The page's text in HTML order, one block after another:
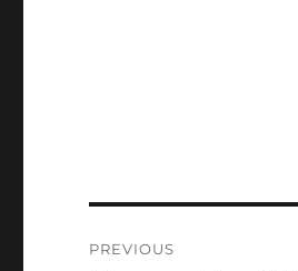
PREVIOUS